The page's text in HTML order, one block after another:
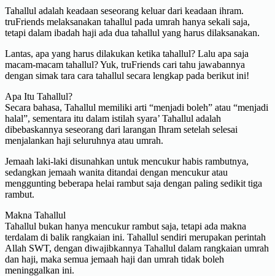
Tahallul adalah keadaan seseorang keluar dari keadaan ihram.
truFriends melaksanakan tahallul pada umrah hanya sekali saja,
tetapi dalam ibadah haji ada dua tahallul yang harus dilaksanakan.
Lantas, apa yang harus dilakukan ketika tahallul? Lalu apa saja
macam-macam tahallul? Yuk, truFriends cari tahu jawabannya
dengan simak tara cara tahallul secara lengkap pada berikut ini!
Apa Itu Tahallul?
Secara bahasa, Tahallul memiliki arti “menjadi boleh” atau “menjadi
halal”, sementara itu dalam istilah syara’ Tahallul adalah
dibebaskannya seseorang dari larangan Ihram setelah selesai
menjalankan haji seluruhnya atau umrah.
Jemaah laki-laki disunahkan untuk mencukur habis rambutnya,
sedangkan jemaah wanita ditandai dengan mencukur atau
menggunting beberapa helai rambut saja dengan paling sedikit tiga
rambut.
Makna Tahallul
Tahallul bukan hanya mencukur rambut saja, tetapi ada makna
terdalam di balik rangkaian ini. Tahallul sendiri merupakan perintah
Allah SWT, dengan diwajibkannya Tahallul dalam rangkaian umrah
dan haji, maka semua jemaah haji dan umrah tidak boleh
meninggalkan ini.